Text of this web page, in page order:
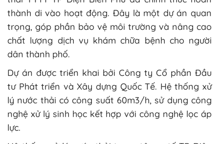
thành di vào hoạt động. Đây là một dự án quan
trọng, góp phần bảo vệ môi trường và nâng cao
chất lượng dịch vụ khám chữa bệnh cho người
dân thành phố.
Dự án được triển khai bởi Công ty Cổ phần Đầu
tư Phát triển và Xây dựng Quốc Tế. Hệ thống xử
lý nước thải có công suất 60m3/h, sử dụng công
nghệ xử lý sinh học kết hợp với công nghệ lọc áp
lực.